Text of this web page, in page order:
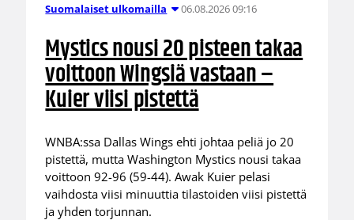
Suomalaiset ulkomailla 06.08.2026 09:16
Mystics nousi 20 pisteen takaa
voittoon Wingsiä vastaan –
Kuier viisi pistettä
WNBA:ssa Dallas Wings ehti johtaa peliä jo 20
pistettä, mutta Washington Mystics nousi takaa
voittoon 92-96 (59-44). Awak Kuier pelasi
vaihdosta viisi minuuttia tilastoiden viisi pistettä
ja yhden torjunnan.